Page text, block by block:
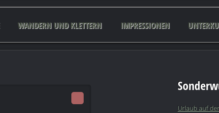
WANDERN UND KLETTERN IMPRESSIONEN
Urlaub auf